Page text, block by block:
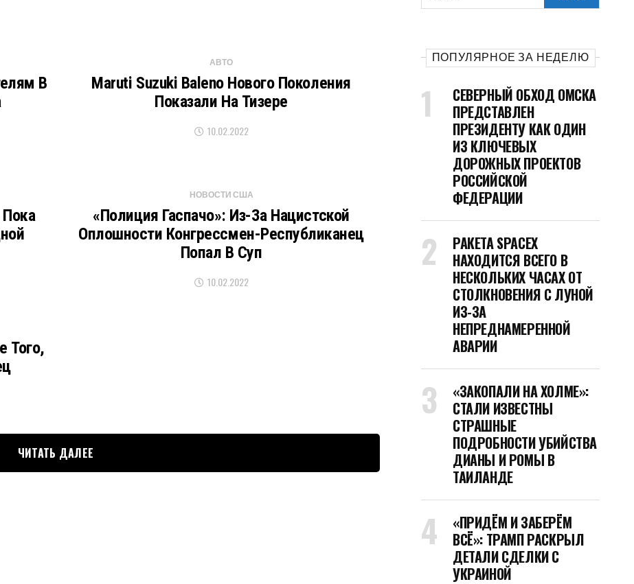
В
АВТО
Maruti Suzuki Baleno Нового Поколения
Показали На Тизере
10.02.2022
НОВОСТИ США
«Полиция Гаспачо»: Из-За Нацистской
Оплошности Конгрессмен-Республиканец
Попал В Суп
10.02.2022
Того,
ЧИТАТЬ ДАЛЕЕ
ПОПУЛЯРНОЕ ЗА НЕДЕЛЮ
СЕВЕРНЫЙ ОБХОД ОМСКА
ПРЕДСТАВЛЕН
ПРЕЗИДЕНТУ КАК ОДИН
ИЗ КЛЮЧЕВЫХ
ДОРОЖНЫХ ПРОЕКТОВ
РОССИЙСКОЙ
ФЕДЕРАЦИИ
РАКЕТА SPACEX
НАХОДИТСЯ ВСЕГО В
НЕСКОЛЬКИХ ЧАСАХ ОТ
СТОЛКНОВЕНИЯ С ЛУНОЙ
ИЗ-ЗА
НЕПРЕДНАМЕРЕННОЙ
АВАРИИ
«ЗАКОПАЛИ НА ХОЛМЕ»:
СТАЛИ ИЗВЕСТНЫ
СТРАШНЫЕ
ПОДРОБНОСТИ УБИЙСТВА
ДИАНЫ И РОМЫ В
ТАИЛАНДЕ
«ПРИДЁМ И ЗАБЕРЁМ
ВСЁ»: ТРАМП РАСКРЫЛ
ДЕТАЛИ СДЕЛКИ С
УКРАИНОЙ